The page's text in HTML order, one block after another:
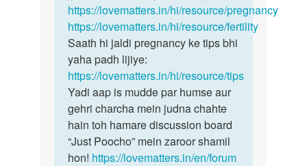
by
Ritu
verma
https://lovematters.in/hi/resource/pregnancy
https://lovematters.in/hi/resource/fertility
Saath hi jaldi pregnancy ke tips bhi
yaha padh lijiye:
https://lovematters.in/hi/resource/tips
Yadi aap is mudde par humse aur
gehri charcha mein judna chahte
hain toh hamare discussion board
“Just Poocho” mein zaroor shamil
hon! https://lovematters.in/en/forum